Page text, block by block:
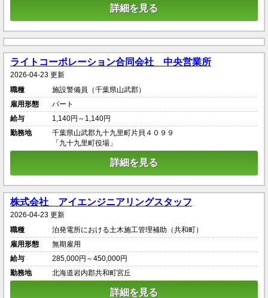
詳細を見る
ライトコーポレーション合同会社 中央営業所
2026-04-23 更新
職種
施設警備員（千葉県山武郡）
雇用形態
パート
給与
1,140円～1,140円
勤務地
千葉県山武郡九十九里町片貝４０９９
「九十九里町役場」
詳細を見る
株式会社 アイエンジニアリングスタッフ
2026-04-23 更新
職種
泊発電所における土木施工管理補助（共和町）
雇用形態
無期雇用
給与
285,000円～450,000円
勤務地
北海道岩内郡共和町宮丘
詳細を見る